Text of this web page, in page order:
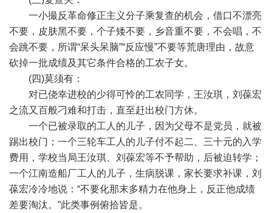
一小撮反革命修正主义分子乘复查的机会，借口不漂亮
不要，皮肤黑不要，个子矮不要，乡音重不要，不会唱，不
会跳不要，所谓“呆头呆脑”“反应慢”不要等荒唐理由，故意
砍掉一批成绩及其它条件合格的工农子女。
(四)莫须有：
对已侥幸进校的少得可怜的工农同学，王汝琪，刘葆宏
之流又百般刁难和打击，直至赶出校门方休。
一个已被录取的工人的儿子，因为父母不是党员，就被
踢出校门；一个三轮车工人的儿子付不起二、三十元的入学
费用，学校当局王汝琪、刘葆宏等不予帮助，后被迫转学；
一个江南造船厂工人的儿子，生病脱课，家长要求补课，刘
葆宏冷冷地说：“不要化那末多精力在他身上，反正他成绩
差要淘汰。”此类事例俯拾皆是。